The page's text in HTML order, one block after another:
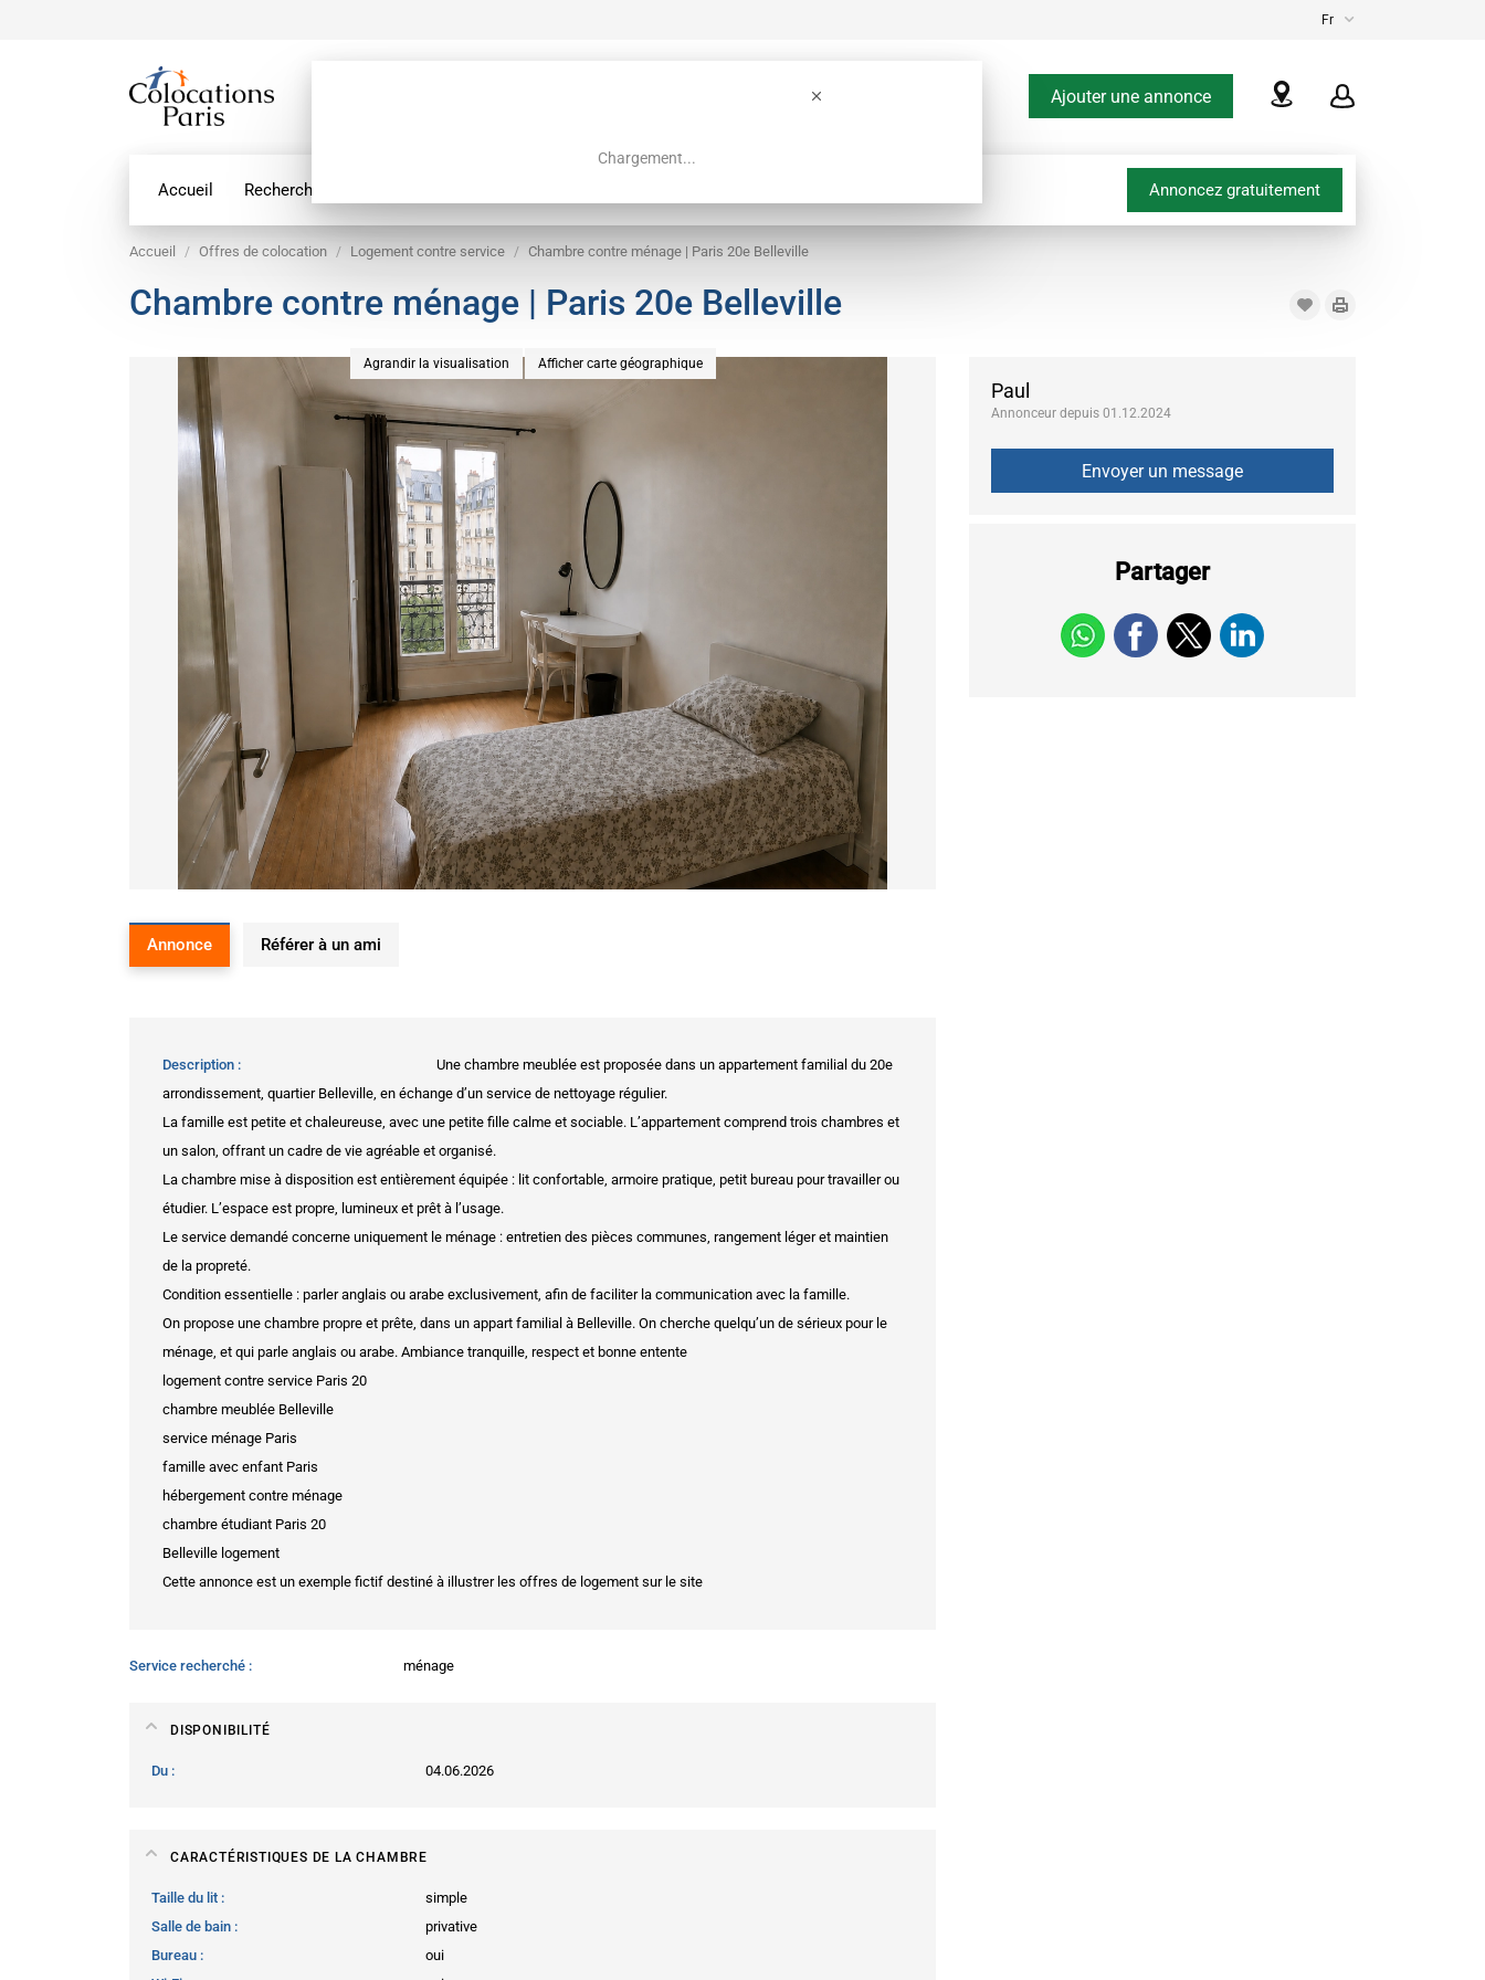
Fr
Chargement...
Ajouter une annonce
Accueil Recherche par géolocalisation Annoncez gratuitement
Accueil Offres de colocation Logement contre service Chambre contre ménage | Paris 20e Belleville
Chambre contre ménage | Paris 20e Belleville
Paul
Annonceur depuis 01.12.2024
Partager
Agrandir la visualisation Afficher carte géographique
Annonce Référer à un ami
Description
Une chambre meublée est proposée dans un appartement familial du 20e
arrondissement, quartier Belleville, en échange d’un service de nettoyage régulier.
La famille est petite et chaleureuse, avec une petite fille calme et sociable. L’appartement comprend trois chambres et
un salon, offrant un cadre de vie agréable et organisé.
La chambre mise à disposition est entièrement équipée : lit confortable, armoire pratique, petit bureau pour travailler ou
étudier. L’espace est propre, lumineux et prêt à l’usage.
Le service demandé concerne uniquement le ménage : entretien des pièces communes, rangement léger et maintien
de la propreté.
Condition essentielle : parler anglais ou arabe exclusivement, afin de faciliter la communication avec la famille.
On propose une chambre propre et prête, dans un appart familial à Belleville. On cherche quelqu’un de sérieux pour le
ménage, et qui parle anglais ou arabe. Ambiance tranquille, respect et bonne entente
logement contre service Paris 20
chambre meublée Belleville
service ménage Paris
famille avec enfant Paris
hébergement contre ménage
chambre étudiant Paris 20
Belleville logement
Cette annonce est un exemple fictif destiné à illustrer les offres de logement sur le site
Service recherché ménage
DISPONIBILITÉ
Du 04.06.2026
CARACTÉRISTIQUES DE LA CHAMBRE
Taille du lit
simple
Salle de bain
privative
Bureau
oui